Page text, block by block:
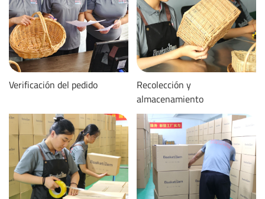
Verificación del pedido
Recolección y
almacenamiento